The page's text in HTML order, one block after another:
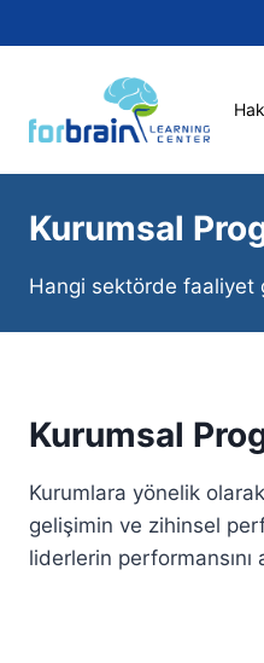
to
Kurumsal
Hangi sektörde faaliyet
Kurumsal
Kurumlara yönelik
gelişimin ve zihinsel
liderlerin performansını